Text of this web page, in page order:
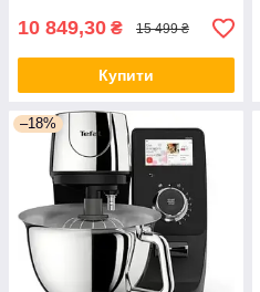
10 849,30 ₴ 15 499 ₴
Купити
–18%